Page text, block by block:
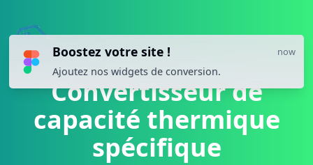
Convertisseur de
capacité thermique
spécifique
Boostez votre site ! now
Ajoutez nos widgets de conversion.